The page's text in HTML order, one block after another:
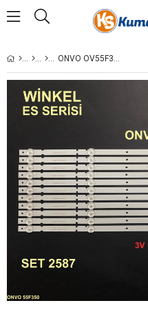
ONVO OV55F350, LED BAR, BACKLIGHT, 8D55-DNYF-NP510S, 08-55DN-3030-OD35-5X10-566X12-20200822, CY-55DN-22-17V-600MA, CY55DN-2W-17V-600MA ES-3713 ES 3713 3 VOLT 55F351,33F351,SABA, SB55351